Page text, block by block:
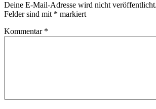
Deine E-Mail-Adresse wird nicht veröffentlicht.
Felder sind mit * markiert
Kommentar *